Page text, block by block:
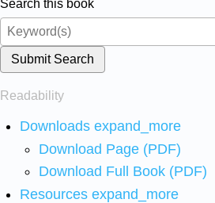
Search this book
Submit Search
Readability
Downloads expand_more
Download Page (PDF)
Download Full Book (PDF)
Resources expand_more